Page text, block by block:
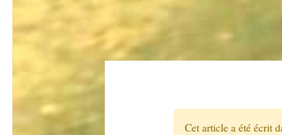
Cet article a été écrit